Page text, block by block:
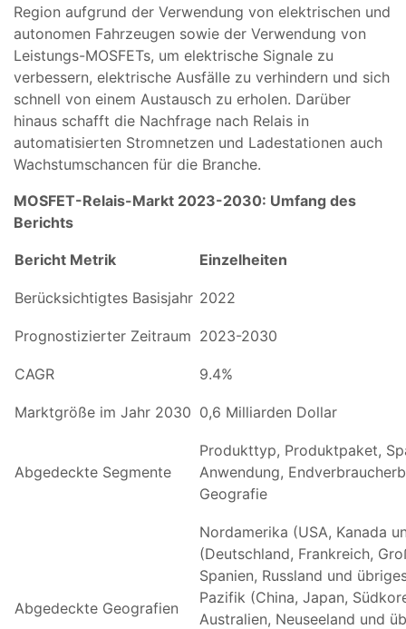
Region aufgrund der Verwendung von elektrischen und
autonomen Fahrzeugen sowie der Verwendung von
Leistungs-MOSFETs, um elektrische Signale zu
verbessern, elektrische Ausfälle zu verhindern und sich
schnell von einem Austausch zu erholen. Darüber
hinaus schafft die Nachfrage nach Relais in
automatisierten Stromnetzen und Ladestationen auch
Wachstumschancen für die Branche.
MOSFET-Relais-Markt 2023-2030: Umfang des
Berichts
Bericht Metrik Einzelheiten
Berücksichtigtes Basisjahr 2022
Prognostizierter Zeitraum 2023-2030
CAGR 9.4%
Marktgröße im Jahr 2030 0,6 Milliarden Dollar
Abgedeckte Segmente
Produkttyp, Produktpaket,
Anwendung,
Geografie
Abgedeckte Geografien
Nordamerika (USA, Kanada
(Deutschland, Frankreich,
Spanien, Russland und
Pazifik (China, Japan,
Australien, Neuseeland und